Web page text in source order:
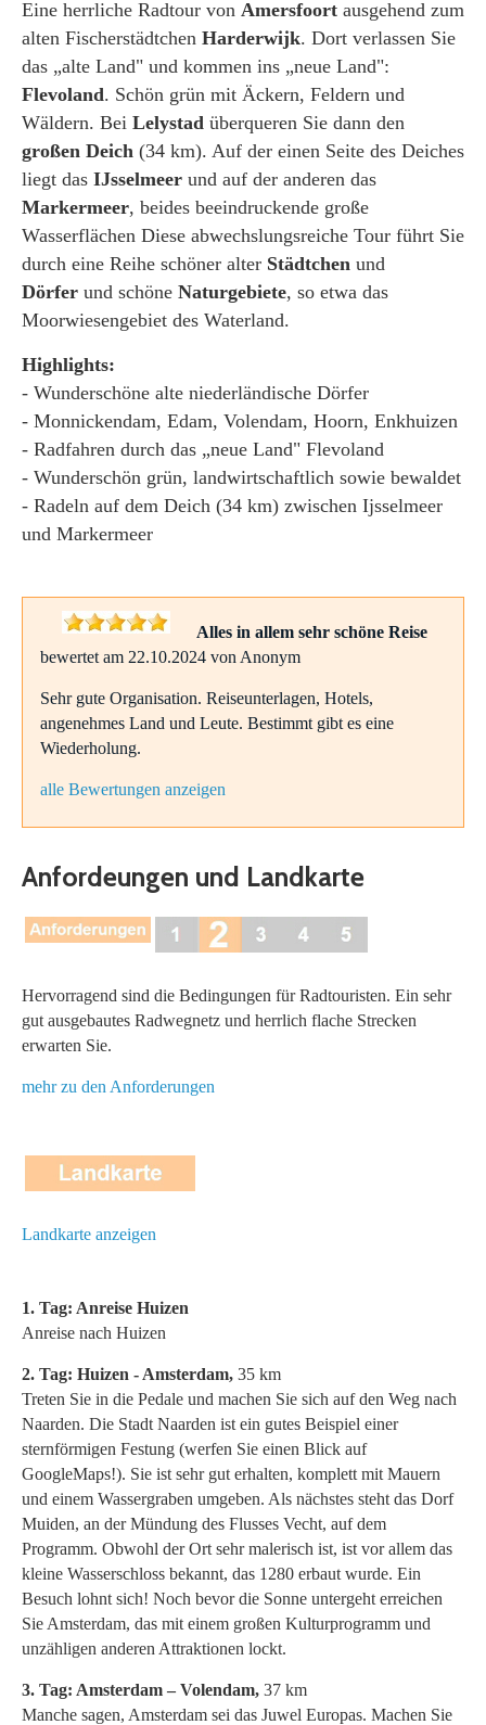
Eine herrliche Radtour von Amersfoort ausgehend zum
alten Fischerstädtchen Harderwijk. Dort verlassen Sie
das „alte Land" und kommen ins „neue Land":
Flevoland. Schön grün mit Äckern, Feldern und
Wäldern. Bei Lelystad überqueren Sie dann den
großen Deich (34 km). Auf der einen Seite des Deiches
liegt das IJsselmeer und auf der anderen das
Markermeer, beides beeindruckende große
Wasserflächen Diese abwechslungsreiche Tour führt Sie
durch eine Reihe schöner alter Städtchen und
Dörfer und schöne Naturgebiete, so etwa das
Moorwiesengebiet des Waterland.
Highlights:
- Wunderschöne alte niederländische Dörfer
- Monnickendam, Edam, Volendam, Hoorn, Enkhuizen
- Radfahren durch das „neue Land" Flevoland
- Wunderschön grün, landwirtschaftlich sowie bewaldet
- Radeln auf dem Deich (34 km) zwischen Ijsselmeer
und Markermeer
Alles in allem sehr schöne Reise
bewertet am 22.10.2024 von Anonym
Sehr gute Organisation. Reiseunterlagen, Hotels,
angenehmes Land und Leute. Bestimmt gibt es eine
Wiederholung.
alle Bewertungen anzeigen
Anfordeungen und Landkarte
Hervorragend sind die Bedingungen für Radtouristen. Ein sehr
gut ausgebautes Radwegnetz und herrlich flache Strecken
erwarten Sie.
mehr zu den Anforderungen
Landkarte anzeigen
1. Tag: Anreise Huizen
Anreise nach Huizen
2. Tag: Huizen - Amsterdam, 35 km
Treten Sie in die Pedale und machen Sie sich auf den Weg nach
Naarden. Die Stadt Naarden ist ein gutes Beispiel einer
sternförmigen Festung (werfen Sie einen Blick auf
GoogleMaps!). Sie ist sehr gut erhalten, komplett mit Mauern
und einem Wassergraben umgeben. Als nächstes steht das Dorf
Muiden, an der Mündung des Flusses Vecht, auf dem
Programm. Obwohl der Ort sehr malerisch ist, ist vor allem das
kleine Wasserschloss bekannt, das 1280 erbaut wurde. Ein
Besuch lohnt sich! Noch bevor die Sonne untergeht erreichen
Sie Amsterdam, das mit einem großen Kulturprogramm und
unzähligen anderen Attraktionen lockt.
3. Tag: Amsterdam – Volendam, 37 km
Manche sagen, Amsterdam sei das Juwel Europas. Machen Sie